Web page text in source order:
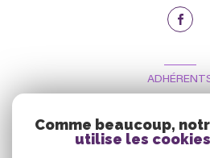
Comme beaucoup,
utilise les cookies